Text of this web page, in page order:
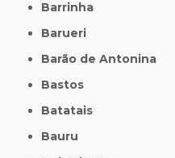
Barrinha
Barueri
Barão de Antonina
Bastos
Batatais
Bauru